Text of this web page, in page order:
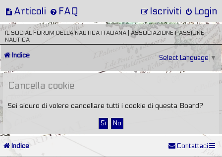
Articoli FAQ Login
Iscriviti
IL SOCIAL FORUM DELLA NAUTICA ITALIANA | ASSOCIAZIONE PASSIONE
NAUTICA
Indice Select Language ▼
Cancella cookie
Sei sicuro di volere cancellare tutti i cookie di questa Board?
Indice Contattaci